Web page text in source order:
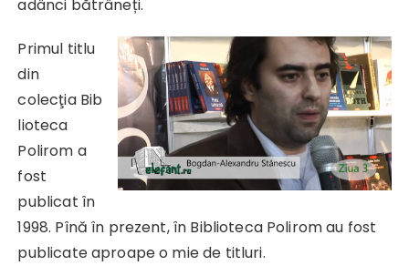
adânci bătrâneți.
Primul titlu
din
colecţia Bib
lioteca
Polirom a
fost
publicat în
1998. Pînă în prezent, în Biblioteca Polirom au fost
publicate aproape o mie de titluri.